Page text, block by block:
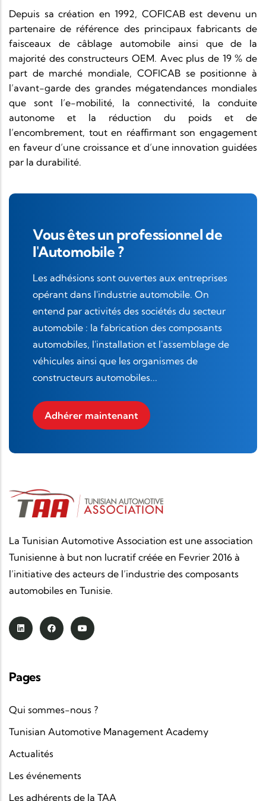
Depuis sa création en 1992, COFICAB est devenu un
partenaire de référence des principaux fabricants de
faisceaux de câblage automobile ainsi que de la
majorité des constructeurs OEM. Avec plus de 19 % de
part de marché mondiale, COFICAB se positionne à
l’avant-garde des grandes mégatendances mondiales
que sont l’e-mobilité, la connectivité, la conduite
autonome et la réduction du poids et de
l’encombrement, tout en réaffirmant son engagement
en faveur d’une croissance et d’une innovation guidées
par la durabilité.
Vous êtes un professionnel de
l'Automobile ?
Les adhésions sont ouvertes aux entreprises
opérant dans l'industrie automobile. On
entend par activités des sociétés du secteur
automobile : la fabrication des composants
automobiles, l'installation et l'assemblage de
véhicules ainsi que les organismes de
constructeurs automobiles...
Adhérer maintenant
La Tunisian Automotive Association est une association
Tunisienne à but non lucratif créée en Fevrier 2016 à
l’initiative des acteurs de l’industrie des composants
automobiles en Tunisie.
Pages
Qui sommes-nous ?
Tunisian Automotive Management Academy
Actualités
Les événements
Les adhérents de la TAA